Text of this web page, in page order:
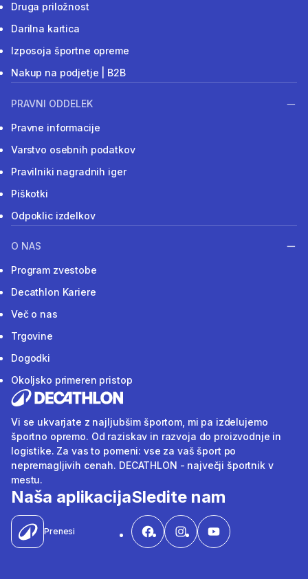
Druga priložnost
Darilna kartica
Izposoja športne opreme
Nakup na podjetje | B2B
PRAVNI ODDELEK
Pravne informacije
Varstvo osebnih podatkov
Pravilniki nagradnih iger
Piškotki
Odpoklic izdelkov
O NAS
Program zvestobe
Decathlon Kariere
Več o nas
Trgovine
Dogodki
Okoljsko primeren pristop
Vi se ukvarjate z najljubšim športom, mi pa izdelujemo
športno opremo. Od raziskav in razvoja do proizvodnje in
logistike. Za vas to pomeni: vse za vaš šport po
nepremagljivih cenah. DECATHLON - največji športnik v
mestu.
Naša aplikacija
Prenesi
Sledite nam